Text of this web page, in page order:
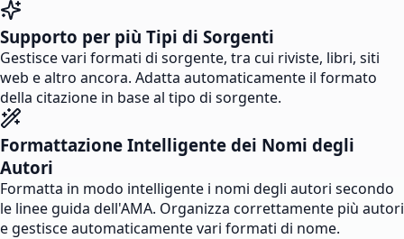
Supporto per più Tipi di Sorgenti
Gestisce vari formati di sorgente, tra cui riviste, libri, siti
web e altro ancora. Adatta automaticamente il formato
della citazione in base al tipo di sorgente.
Formattazione Intelligente dei Nomi degli
Autori
Formatta in modo intelligente i nomi degli autori secondo
le linee guida dell'AMA. Organizza correttamente più autori
e gestisce automaticamente vari formati di nome.